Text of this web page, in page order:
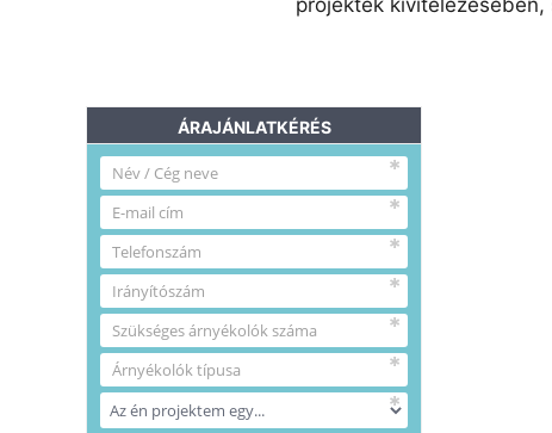
ÁRAJÁNLATKÉRÉS